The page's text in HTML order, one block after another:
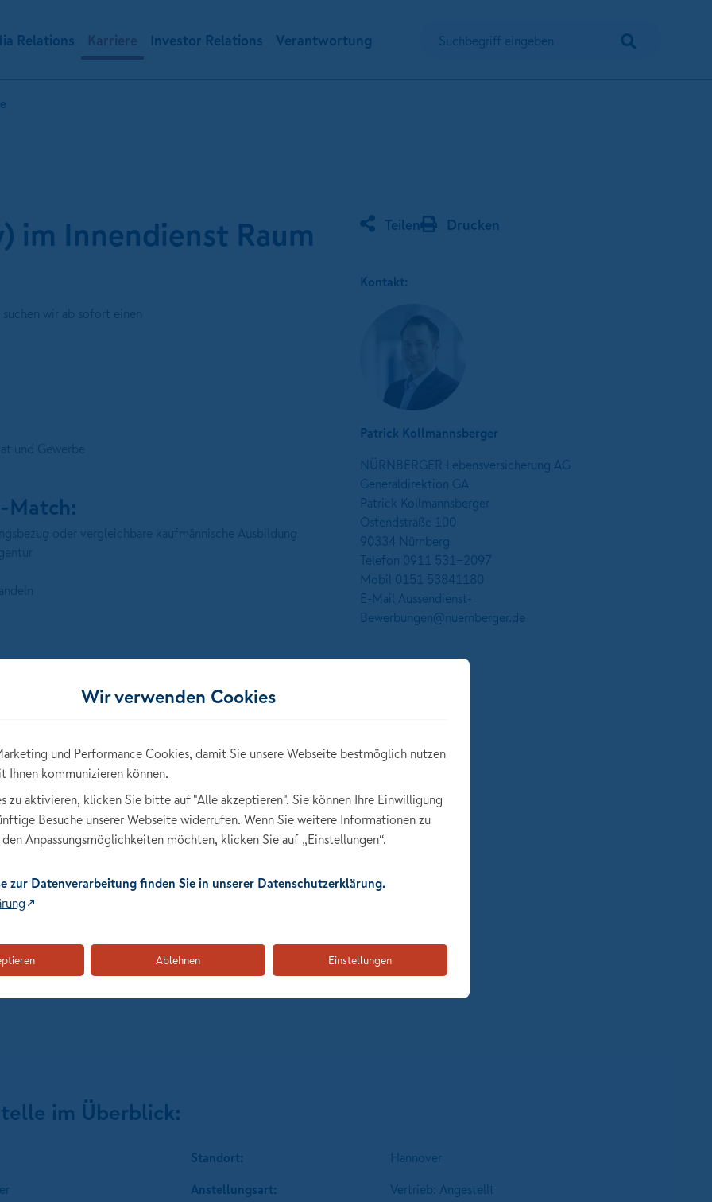
Relations Karriere Investor Relations Verantwortung Suchbegriff eingeben
im Innendienst Raum
Match:
über unser Bewerberformular oder in einer PDF-Datei
gleichermaßen.
Teilen Drucken
Kontakt:
Patrick Kollmannsberger
NÜRNBERGER Lebensversicherung AG
Generaldirektion GA
Patrick Kollmannsberger
Ostendstraße 100
90334 Nürnberg
Telefon 0911 531-2097
Mobil 0151 53841180
E-Mail Aussendienst-
Bewerbungen@nuernberger.de
im Überblick:
Standort:
Hannover
Anstellungsart:
Vertrieb: Angestellt
Wir verwenden Cookies
und Performance Cookies, damit Sie unsere Webseite bestmöglich nutzen
Ihnen kommunizieren können.
zu aktivieren, klicken Sie bitte auf "Alle akzeptieren". Sie können Ihre Einwilligung
Besuche unserer Webseite widerrufen. Wenn Sie weitere Informationen zu
Anpassungsmöglichkeiten möchten, klicken Sie auf „Einstellungen“.
zur Datenverarbeitung finden Sie in unserer Datenschutzerklärung.
Ablehnen Einstellungen